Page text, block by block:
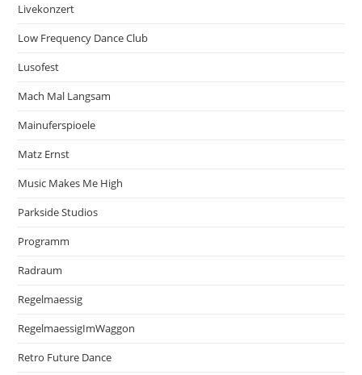
Livekonzert
Low Frequency Dance Club
Lusofest
Mach Mal Langsam
Mainuferspioele
Matz Ernst
Music Makes Me High
Parkside Studios
Programm
Radraum
Regelmaessig
RegelmaessigImWaggon
Retro Future Dance